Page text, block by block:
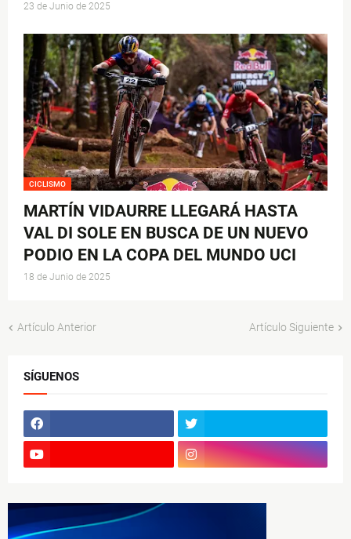
23 de Junio de 2025
CICLISMO
MARTÍN VIDAURRE LLEGARÁ HASTA
VAL DI SOLE EN BUSCA DE UN NUEVO
PODIO EN LA COPA DEL MUNDO UCI
18 de Junio de 2025
Artículo Anterior Artículo Siguiente
SÍGUENOS